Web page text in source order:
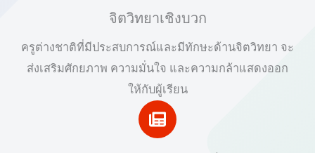
จิตวิทยาเชิงบวก
ครูต่างชาติที่มีประสบการณ์และมีทักษะด้านจิตวิทยา จะ
ส่งเสริมศักยภาพ ความมั่นใจ และความกล้าแสดงออก
ให้กับผู้เรียน